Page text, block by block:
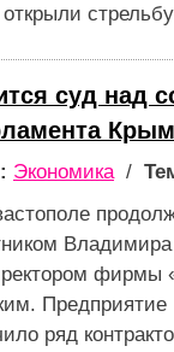
суд над
Экономика/
фирмы
Предприятие
ряд